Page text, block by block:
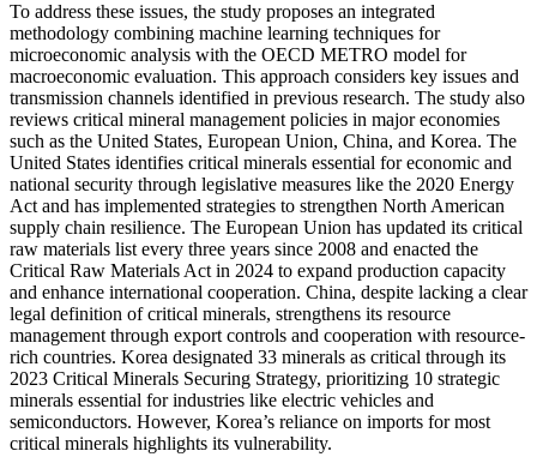
To address these issues, the study proposes an integrated
methodology combining machine learning techniques for
microeconomic analysis with the OECD METRO model for
macroeconomic evaluation. This approach considers key issues and
transmission channels identified in previous research. The study also
reviews critical mineral management policies in major economies
such as the United States, European Union, China, and Korea. The
United States identifies critical minerals essential for economic and
national security through legislative measures like the 2020 Energy
Act and has implemented strategies to strengthen North American
supply chain resilience. The European Union has updated its critical
raw materials list every three years since 2008 and enacted the
Critical Raw Materials Act in 2024 to expand production capacity
and enhance international cooperation. China, despite lacking a clear
legal definition of critical minerals, strengthens its resource
management through export controls and cooperation with resource-
rich countries. Korea designated 33 minerals as critical through its
2023 Critical Minerals Securing Strategy, prioritizing 10 strategic
minerals essential for industries like electric vehicles and
semiconductors. However, Korea’s reliance on imports for most
critical minerals highlights its vulnerability.